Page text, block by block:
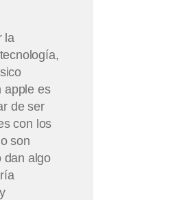
la
apple es
de ser
con los
son
dan algo